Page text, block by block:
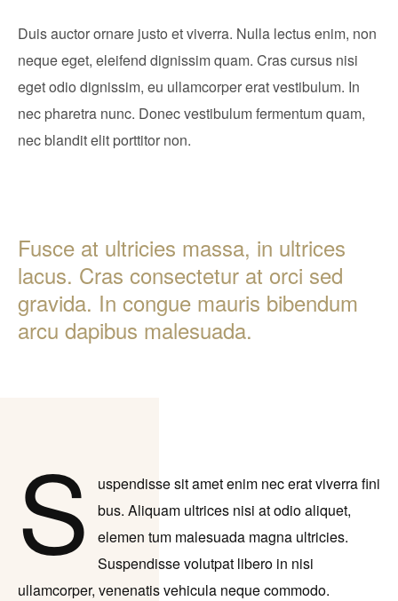
Duis auctor ornare justo et viverra. Nulla lectus enim, non
neque eget, eleifend dignissim quam. Cras cursus nisi
eget odio dignissim, eu ullamcorper erat vestibulum. In
nec pharetra nunc. Donec vestibulum fermentum quam,
nec blandit elit porttitor non.
Fusce at ultricies massa, in ultrices
lacus. Cras consectetur at orci sed
gravida. In congue mauris bibendum
arcu dapibus malesuada.
S
uspendisse sit amet enim nec erat viverra fini
bus. Aliquam ultrices nisi at odio aliquet,
elemen tum malesuada magna ultricies.
Suspendisse volutpat libero in nisi
ullamcorper, venenatis vehicula neque commodo.